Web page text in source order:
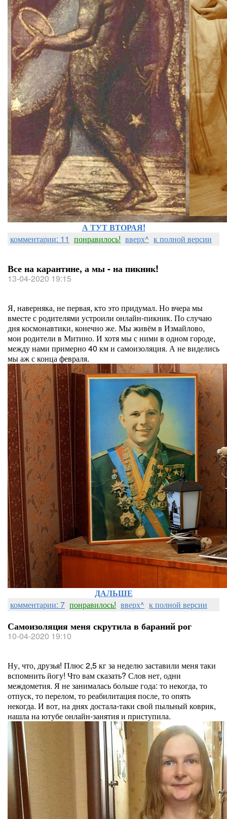
А ТУТ ВТОРАЯ!
комментарии: 11 понравилось! вверх^ к полной версии
Все на карантине, а мы - на пикник!
13-04-2020 19:15
Я, наверняка, не первая, кто это придумал. Но вчера мы
вместе с родителями устроили онлайн-пикник. По случаю
дня космонавтики, конечно же. Мы живём в Измайлово,
мои родители в Митино. И хотя мы с ними в одном городе,
между нами примерно 40 км и самоизоляция. А не виделись
мы аж с конца февраля.
ДАЛЬШЕ
комментарии: 7 понравилось! вверх^ к полной версии
Самоизоляция меня скрутила в бараний рог
10-04-2020 19:10
Ну, что, друзья! Плюс 2,5 кг за неделю заставили меня таки
вспомнить йогу! Что вам сказать? Слов нет, одни
междометия. Я не занималась больше года: то некогда, то
отпуск, то перелом, то реабилитация после, то опять
некогда. И вот, на днях достала-таки свой пыльный коврик,
нашла на ютубе онлайн-занятия и приступила.